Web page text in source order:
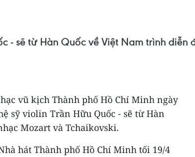
- sẽ từ Hàn Quốc về Việt Nam trình diễn
vũ kịch Thành phố Hồ Chí Minh ngày
sỹ violin Trần Hữu Quốc - sẽ từ Hàn
Mozart và Tchaikovski.
hát Thành phố Hồ Chí Minh tối 19/4